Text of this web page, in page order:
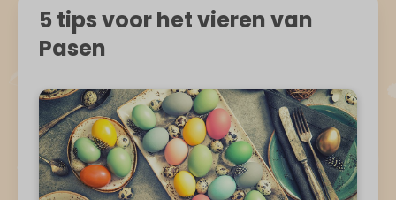
5 tips voor het vieren van
Pasen